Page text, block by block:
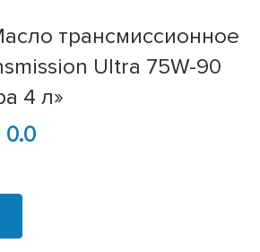
трансмиссионное
Ultra 75W-90
4 л»
0.0